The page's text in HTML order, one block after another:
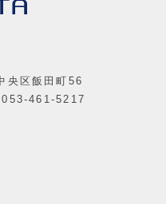
央区飯田町56
461-5217